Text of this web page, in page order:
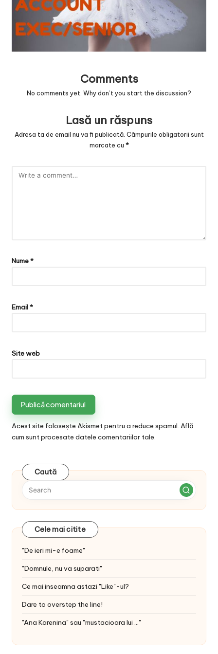
v
a
c
O
Comments
No comments yet. Why don’t you start the discussion?
Lasă un răspuns
Adresa ta de email nu va fi publicată. Câmpurile obligatorii sunt
marcate cu *
Nume*
Email*
Site web
Acest site folosește Akismet pentru a reduce spamul. Află
cum sunt procesate datele comentariilor tale.
Caută
Cele mai citite
"De ieri mi-e foame"
"Domnule, nu va suparati"
Ce mai inseamna astazi "Like"-ul?
Dare to overstep the line!
"Ana Karenina" sau "mustacioara lui ..."